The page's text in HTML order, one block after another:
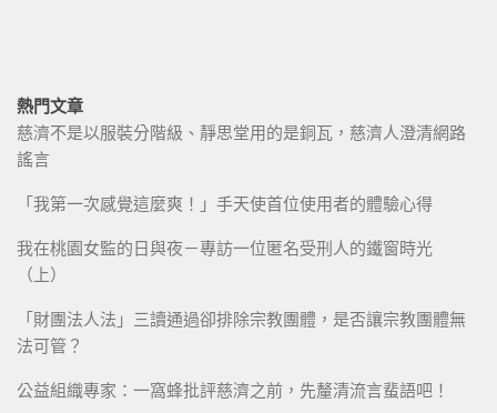
熱門文章
慈濟不是以服裝分階級、靜思堂用的是銅瓦，慈濟人澄清網路
謠言
「我第一次感覺這麼爽！」手天使首位使用者的體驗心得
我在桃園女監的日與夜－專訪一位匿名受刑人的鐵窗時光
（上）
「財團法人法」三讀通過卻排除宗教團體，是否讓宗教團體無
法可管？
公益組織專家：一窩蜂批評慈濟之前，先釐清流言蜚語吧！